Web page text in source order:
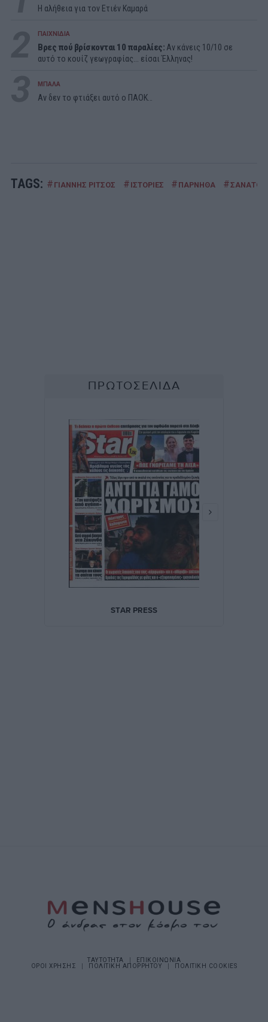
Η αλήθεια για τον Ετιέν Καμαρά
ΠΑΙΧΝΙΔΙΑ
Βρες πού βρίσκονται 10 παραλίες: Αν κάνεις 10/10 σε
αυτό το κουίζ γεωγραφίας... είσαι Έλληνας!
ΜΠΑΛΑ
Αν δεν το φτιάξει αυτό ο ΠΑΟΚ…
TAGS: # ΓΙΑΝΝΗΣ ΡΙΤΣΟΣ # ΙΣΤΟΡΙΕΣ # ΠΑΡΝΗΘΑ #
ΤΑΥΤΟΤΗΤΑ
ΕΠΙΚΟΙΝΩΝΙΑ
ΟΡΟΙ ΧΡΗΣΗΣ
ΠΟΛΙΤΙΚΗ ΑΠΟΡΡΗΤΟΥ ΠΟΛΙΤΙΚΗ COOKIES